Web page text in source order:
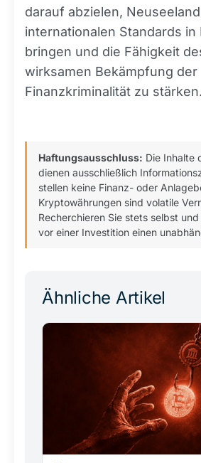
darauf abzielen,
internationalen Standards in
bringen und die Fähigkeit
wirksamen Bekämpfung der
Finanzkriminalität zu stärken.
Haftungsausschluss: Die Inhalte
dienen ausschließlich
stellen keine Finanz- oder
Kryptowährungen sind volatile
Recherchieren Sie stets selbst
vor einer Investition einen
Ähnliche Artikel